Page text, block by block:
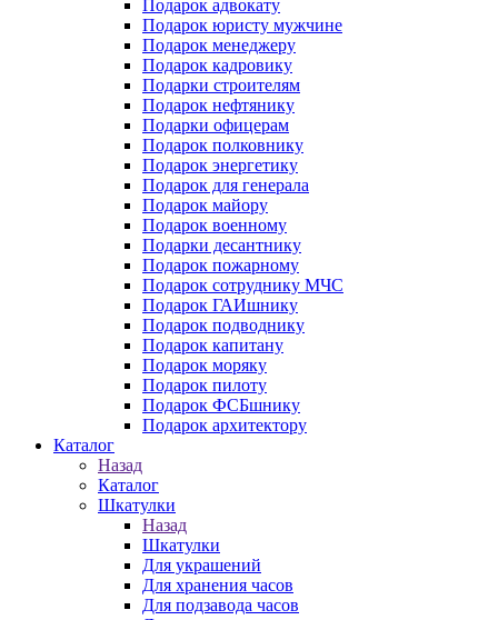
Подарок адвокату
Подарок юристу мужчине
Подарок менеджеру
Подарок кадровику
Подарки строителям
Подарок нефтянику
Подарки офицерам
Подарок полковнику
Подарок энергетику
Подарок для генерала
Подарок майору
Подарок военному
Подарки десантнику
Подарок пожарному
Подарок сотруднику МЧС
Подарок ГАИшнику
Подарок подводнику
Подарок капитану
Подарок моряку
Подарок пилоту
Подарок ФСБшнику
Подарок архитектору
Каталог
Назад
Каталог
Шкатулки
Назад
Шкатулки
Для украшений
Для хранения часов
Для подзавода часов